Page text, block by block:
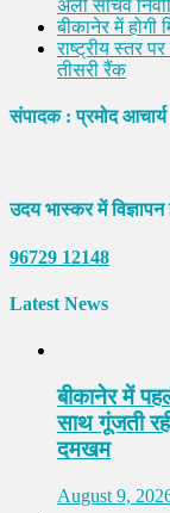
अली सचिव
बीकानेर में होगी
राष्ट्रीय स्तर
तीसरी रैंक
संपादक : प्रमोद आचार्य
उदय भास्कर में
96729 12148
Latest News
बीकानेर में
साथ गूंजती
दमखम
August 9,